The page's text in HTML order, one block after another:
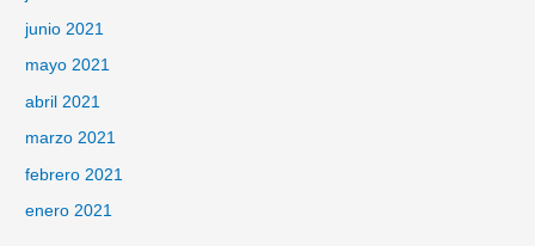
junio 2021
mayo 2021
abril 2021
marzo 2021
febrero 2021
enero 2021